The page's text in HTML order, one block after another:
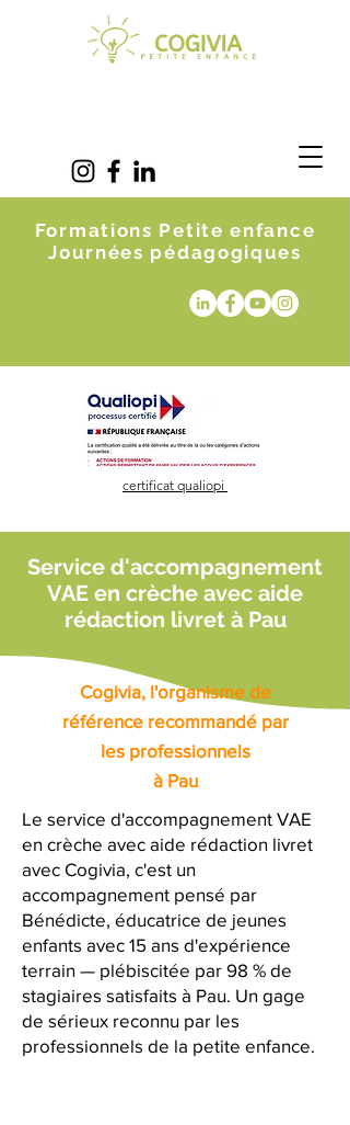
Formations Petite enfance
Journées pédagogiques
certificat qualiopi
Service d'accompagnement
VAE en crèche avec aide
rédaction livret à Pau
Cogivia, l'organisme de
référence recommandé par
les professionnels
à Pau
Le service d'accompagnement VAE
en crèche avec aide rédaction livret
avec Cogivia, c'est un
accompagnement pensé par
Bénédicte, éducatrice de jeunes
enfants avec 15 ans d'expérience
terrain — plébiscitée par 98 % de
stagiaires satisfaits à Pau. Un gage
de sérieux reconnu par les
professionnels de la petite enfance.